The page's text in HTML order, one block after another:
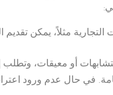
مثلاً، يمكن تقديم
أو معيقات، وتطلب
في حال عدم ورود